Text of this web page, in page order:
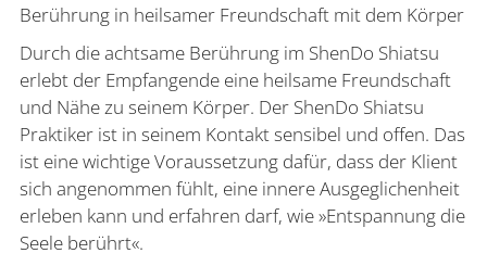
Berührung in heilsamer Freundschaft mit dem Körper
Durch die achtsame Berührung im ShenDo Shiatsu
erlebt der Empfangende eine heilsame Freundschaft
und Nähe zu seinem Körper. Der ShenDo Shiatsu
Praktiker ist in seinem Kontakt sensibel und offen. Das
ist eine wichtige Voraussetzung dafür, dass der Klient
sich angenommen fühlt, eine innere Ausgeglichenheit
erleben kann und erfahren darf, wie »Entspannung die
Seele berührt«.